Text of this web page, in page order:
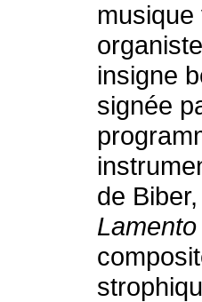
insigne
signée
de
Lamento